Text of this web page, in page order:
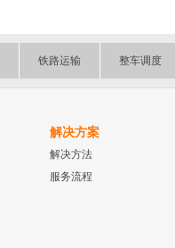
铁路运输 整车调度
解决方案
解决方法
服务流程